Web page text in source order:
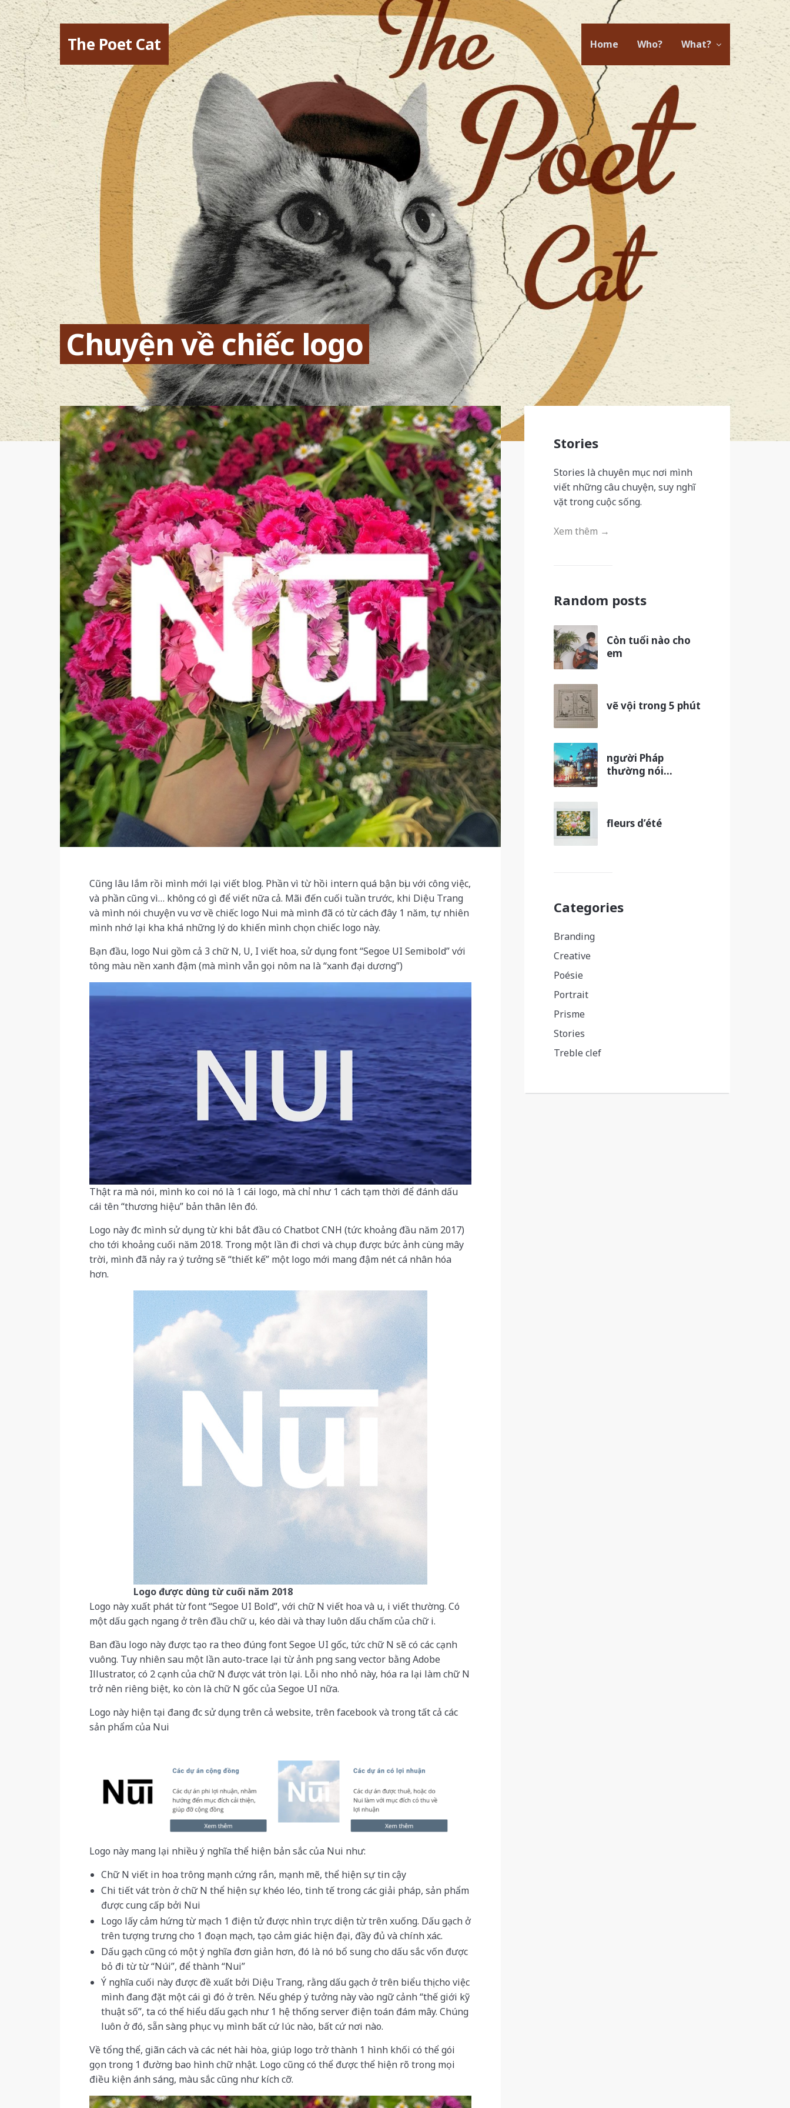
The Poet Cat Home Who? What?
Chuyện về chiếc logo
Cũng lâu lắm rồi mình mới lại viết blog. Phần vì từ hồi intern quá bận bịu với công việc,
và phần cũng vì… không có gì để viết nữa cả. Mãi đến cuối tuần trước, khi Diệu Trang
và mình nói chuyện vu vơ về chiếc logo Nui mà mình đã có từ cách đây 1 năm, tự nhiên
mình nhớ lại kha khá những lý do khiến mình chọn chiếc logo này.
Bạn đầu, logo Nui gồm cả 3 chữ N, U, I viết hoa, sử dụng font “Segoe UI Semibold” với
tông màu nền xanh đậm (mà mình vẫn gọi nôm na là “xanh đại dương”)
Thật ra mà nói, mình ko coi nó là 1 cái logo, mà chỉ như 1 cách tạm thời để đánh dấu
cái tên “thương hiệu” bản thân lên đó.
Logo này đc mình sử dụng từ khi bắt đầu có Chatbot CNH (tức khoảng đầu năm 2017)
cho tới khoảng cuối năm 2018. Trong một lần đi chơi và chụp được bức ảnh cùng mây
trời, mình đã nảy ra ý tưởng sẽ “thiết kế” một logo mới mang đậm nét cá nhân hóa
hơn.
Logo được dùng từ cuối năm 2018
Logo này xuất phát từ font “Segoe UI Bold”, với chữ N viết hoa và u, i viết thường. Có
một dấu gạch ngang ở trên đầu chữ u, kéo dài và thay luôn dấu chấm của chữ i.
Ban đầu logo này được tạo ra theo đúng font Segoe UI gốc, tức chữ N sẽ có các cạnh
vuông. Tuy nhiên sau một lần auto-trace lại từ ảnh png sang vector bằng Adobe
Illustrator, có 2 cạnh của chữ N được vát tròn lại. Lỗi nho nhỏ này, hóa ra lại làm chữ N
trở nên riêng biệt, ko còn là chữ N gốc của Segoe UI nữa.
Logo này hiện tại đang đc sử dụng trên cả website, trên facebook và trong tất cả các
sản phẩm của Nui
Logo này mang lại nhiều ý nghĩa thể hiện bản sắc của Nui như:
Chữ N viết in hoa trông mạnh cứng rắn, mạnh mẽ, thể hiện sự tin cậy
Chi tiết vát tròn ở chữ N thể hiện sự khéo léo, tinh tế trong các giải pháp, sản phẩm
được cung cấp bởi Nui
Logo lấy cảm hứng từ mạch 1 điện tử được nhìn trực diện từ trên xuống. Dấu gạch ở
trên tượng trưng cho 1 đoạn mạch, tạo cảm giác hiện đại, đầy đủ và chính xác.
Dấu gạch cũng có một ý nghĩa đơn giản hơn, đó là nó bổ sung cho dấu sắc vốn được
bỏ đi từ từ “Núi”, để thành “Nui”
Ý nghĩa cuối này được đề xuất bởi Diệu Trang, rằng dấu gạch ở trên biểu thị cho việc
mình đang đặt một cái gì đó ở trên. Nếu ghép ý tưởng này vào ngữ cảnh “thế giới kỹ
thuật số”, ta có thể hiểu dấu gạch như 1 hệ thống server điện toán đám mây. Chúng
luôn ở đó, sẵn sàng phục vụ mình bất cứ lúc nào, bất cứ nơi nào.
Về tổng thể, giãn cách và các nét hài hòa, giúp logo trở thành 1 hình khối có thể gói
gọn trong 1 đường bao hình chữ nhật. Logo cũng có thể được thể hiện rõ trong mọi
điều kiện ánh sáng, màu sắc cũng như kích cỡ.
Stories
Stories là chuyên mục nơi mình
viết những câu chuyện, suy nghĩ
vặt trong cuộc sống.
Xem thêm →
Random posts
Còn tuổi nào cho
em
vẽ vội trong 5 phút
người Pháp
thường nói…
fleurs d’été
Categories
Branding
Creative
Poésie
Portrait
Prisme
Stories
Treble clef